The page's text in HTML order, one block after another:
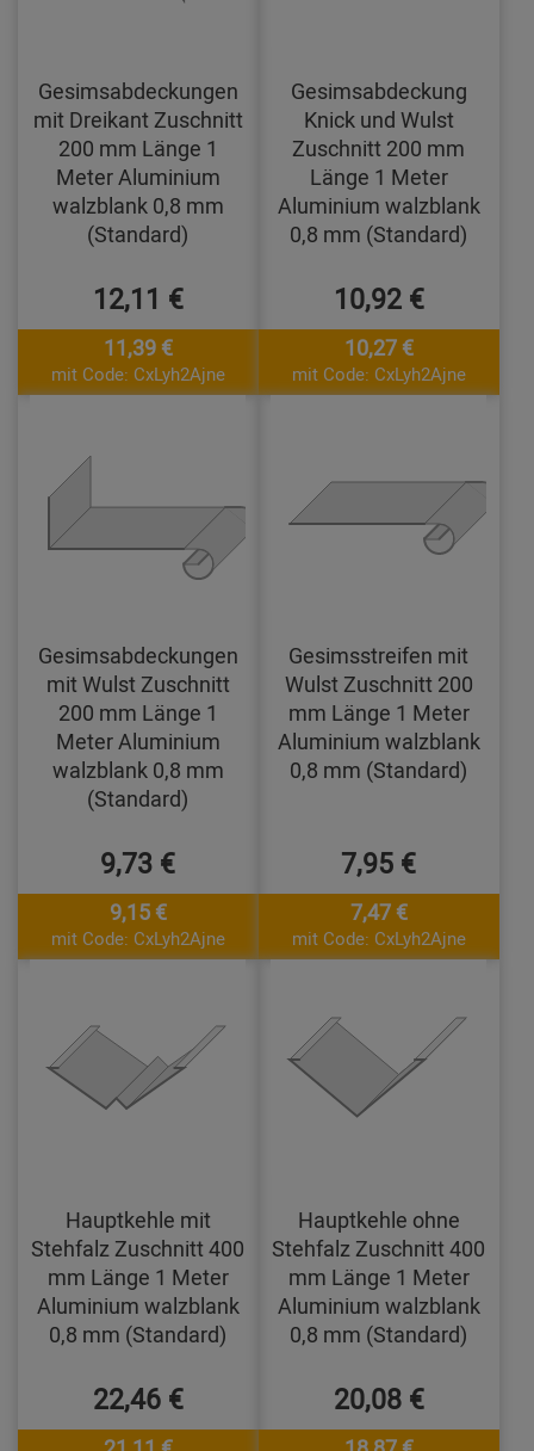
Gesimsabdeckungen
mit Dreikant Zuschnitt
200 mm Länge 1
Meter Aluminium
walzblank 0,8 mm
(Standard)
12,11 €
11,39 €
mit Code: CxLyh2Ajne
Gesimsabdeckung
Knick und Wulst
Zuschnitt 200 mm
Länge 1 Meter
Aluminium walzblank
0,8 mm (Standard)
10,92 €
10,27 €
mit Code: CxLyh2Ajne
Gesimsabdeckungen
mit Wulst Zuschnitt
200 mm Länge 1
Meter Aluminium
walzblank 0,8 mm
(Standard)
9,73 €
9,15 €
mit Code: CxLyh2Ajne
Gesimsstreifen mit
Wulst Zuschnitt 200
mm Länge 1 Meter
Aluminium walzblank
0,8 mm (Standard)
7,95 €
7,47 €
mit Code: CxLyh2Ajne
Hauptkehle mit
Stehfalz Zuschnitt 400
mm Länge 1 Meter
Aluminium walzblank
0,8 mm (Standard)
22,46 €
Hauptkehle ohne
Stehfalz Zuschnitt 400
mm Länge 1 Meter
Aluminium walzblank
0,8 mm (Standard)
20,08 €